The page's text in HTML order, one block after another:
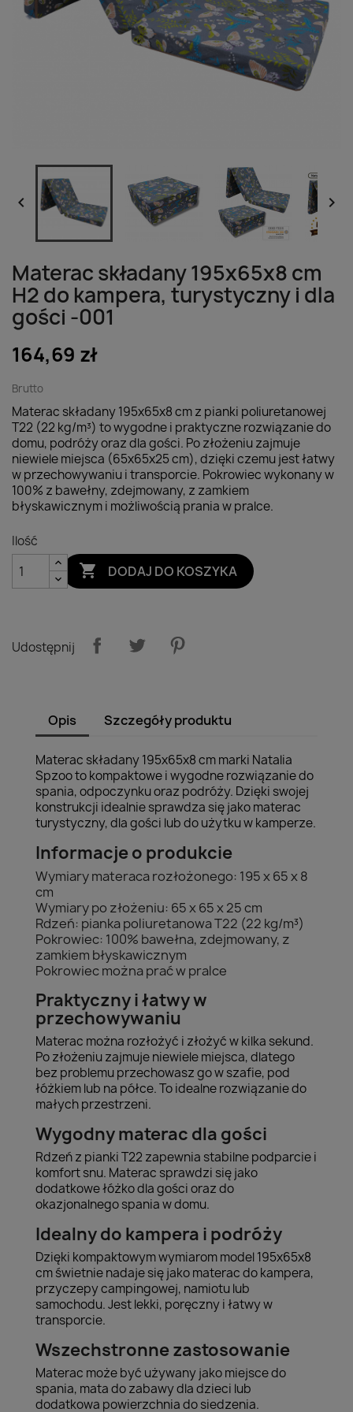
 
Materac składany 195x65x8 cm
H2 do kampera, turystyczny i dla
gości -001
164,69 zł
Brutto
Materac składany 195x65x8 cm z pianki poliuretanowej
T22 (22 kg/m³) to wygodne i praktyczne rozwiązanie do
domu, podróży oraz dla gości. Po złożeniu zajmuje
niewiele miejsca (65x65x25 cm), dzięki czemu jest łatwy
w przechowywaniu i transporcie. Pokrowiec wykonany w
100% z bawełny, zdejmowany, z zamkiem
błyskawicznym i możliwością prania w pralce.
Ilość
 DODAJ DO KOSZYKA
Udostępnij
Opis Szczegóły produktu
Materac składany 195x65x8 cm marki Natalia
Spzoo to kompaktowe i wygodne rozwiązanie do
spania, odpoczynku oraz podróży. Dzięki swojej
konstrukcji idealnie sprawdza się jako materac
turystyczny, dla gości lub do użytku w kamperze.
Informacje o produkcie
Wymiary materaca rozłożonego: 195 x 65 x 8
cm
Wymiary po złożeniu: 65 x 65 x 25 cm
Rdzeń: pianka poliuretanowa T22 (22 kg/m³)
Pokrowiec: 100% bawełna, zdejmowany, z
zamkiem błyskawicznym
Pokrowiec można prać w pralce
Praktyczny i łatwy w
przechowywaniu
Materac można rozłożyć i złożyć w kilka sekund.
Po złożeniu zajmuje niewiele miejsca, dlatego
bez problemu przechowasz go w szafie, pod
łóżkiem lub na półce. To idealne rozwiązanie do
małych przestrzeni.
Wygodny materac dla gości
Rdzeń z pianki T22 zapewnia stabilne podparcie i
komfort snu. Materac sprawdzi się jako
dodatkowe łóżko dla gości oraz do
okazjonalnego spania w domu.
Idealny do kampera i podróży
Dzięki kompaktowym wymiarom model 195x65x8
cm świetnie nadaje się jako materac do kampera,
przyczepy campingowej, namiotu lub
samochodu. Jest lekki, poręczny i łatwy w
transporcie.
Wszechstronne zastosowanie
Materac może być używany jako miejsce do
spania, mata do zabawy dla dzieci lub
dodatkowa powierzchnia do siedzenia.